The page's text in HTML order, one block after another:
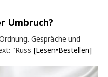
Umbruch?
Gespräche und
"Russ [Lesen•Bestellen]